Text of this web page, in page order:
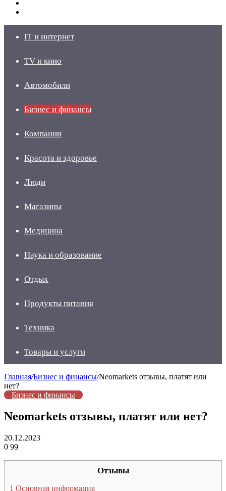
IT и интернет
TV и кино
Автомобили
Бизнес и финансы
Компании
Красота и здоровье
Люди
Магазины
Медицина
Наука и образование
Отдых
Продукты питания
Техника
Товары и услуги
Главная/Бизнес и финансы/Neomarkets отзывы, платят или
нет?
Бизнес и финансы
Neomarkets отзывы, платят или нет?
20.12.2023
0 99
Отзывы
1 Основная информация